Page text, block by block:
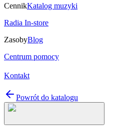
CennikKatalog muzyki
Radia In-store
ZasobyBlog
Centrum pomocy
Kontakt
Powrót do katalogu